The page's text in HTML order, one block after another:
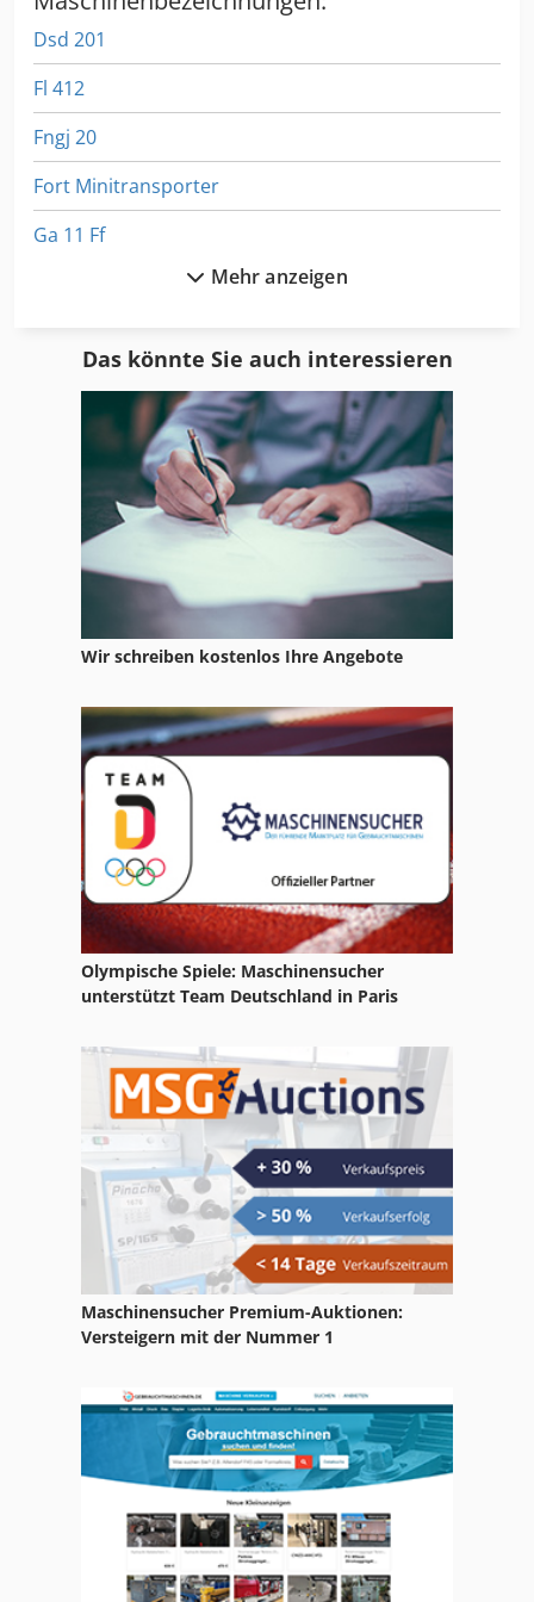
scheckheftgepflegt! Irrtümer und Zwischenverkauf
vorbehaltlich!
Dsd 201
Fl 412
Fngj 20
Fort Minitransporter
Ga 11 Ff
Gf Gewindeschneidmaschine
Gl 172
Gs 3268 Rt
Gx 11 Ff
Hsc 20 Linear
Ka 77
Kgs 1670
Ks 205
Transporter
Tur 560
Mehr anzeigen
Das könnte Sie auch interessieren
Wir schreiben kostenlos Ihre Angebote
Olympische Spiele: Maschinensucher
unterstützt Team Deutschland in Paris
Maschinensucher Premium-Auktionen:
Versteigern mit der Nummer 1